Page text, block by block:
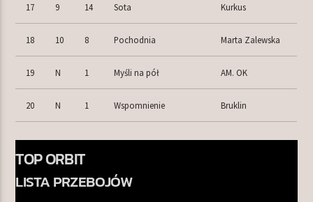
17 9 14 Sota Kurkus
18 10 8 Pochodnia Marta Zalewska
19 N 1 Myśli na pół AM. OK
20 N 1 Wspomnienie Bruklin
TOP ORBIT
LISTA PRZEBOJÓW